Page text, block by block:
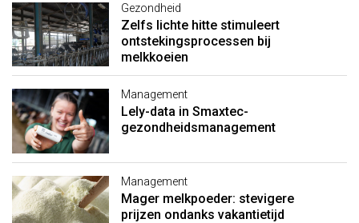
Gezondheid
Zelfs lichte hitte stimuleert
ontstekingsprocessen bij
melkkoeien
Management
Lely-data in Smaxtec-
gezondheidsmanagement
Management
Mager melkpoeder: stevigere
prijzen ondanks vakantietijd